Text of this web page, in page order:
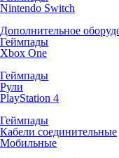
Nintendo Switch
Дополнительное
Геймпады
Xbox One
Геймпады
Рули
PlayStation 4
Геймпады
Кабели соединительные
Мобильные